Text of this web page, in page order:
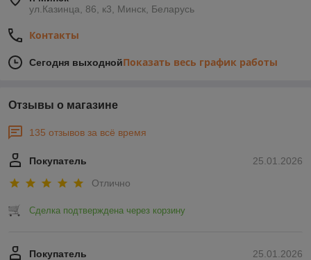
ул.Казинца, 86, к3, Минск, Беларусь
Контакты
Сегодня выходнойПоказать весь график работы
Отзывы о магазине
135 отзывов за всё время
25.01.2026
Покупатель
Отлично
Сделка подтверждена через корзину
25.01.2026
Покупатель